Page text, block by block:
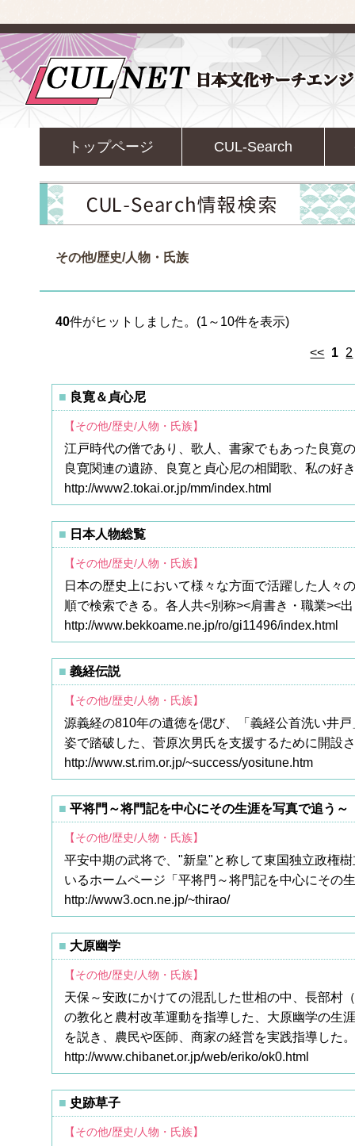
トップページ CUL-Search
その他/歴史/人物・氏族
40件がヒットしました。(1～10件を表示)
<< 1 2
良寛＆貞心尼
【その他/歴史/人物・氏族】
江戸時代の僧であり、歌人、書家でもあった良寛
良寛関連の遺跡、良寛と貞心尼の相聞歌、私の好
http://www2.tokai.or.jp/mm/index.html
日本人物総覧
【その他/歴史/人物・氏族】
日本の歴史上において様々な方面で活躍した人々
順で検索できる。各人共<別称><肩書き・職業><
http://www.bekkoame.ne.jp/ro/gi11496/index.html
義経伝説
【その他/歴史/人物・氏族】
源義経の810年の遺徳を偲び、「義経公首洗い井
姿で踏破した、菅原次男氏を支援するために開設
http://www.st.rim.or.jp/~success/yositune.htm
平将門～将門記を中心にその生涯を写真で追う～
【その他/歴史/人物・氏族】
平安中期の武将で、"新皇"と称して東国独立政権
いるホームページ「平将門～将門記を中心にその
http://www3.ocn.ne.jp/~thirao/
大原幽学
【その他/歴史/人物・氏族】
天保～安政にかけての混乱した世相の中、長部村
の教化と農村改革運動を指導した、大原幽学の生
を説き、農民や医師、商家の経営を実践指導した。
http://www.chibanet.or.jp/web/eriko/ok0.html
史跡草子
【その他/歴史/人物・氏族】